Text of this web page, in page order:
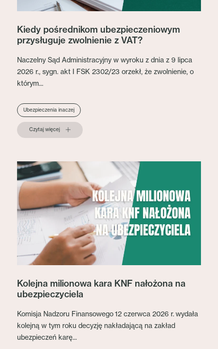
Kiedy pośrednikom ubezpieczeniowym
przysługuje zwolnienie z VAT?
Naczelny Sąd Administracyjny w wyroku z dnia z 9 lipca
2026 r., sygn. akt I FSK 2302/23 orzekł, że zwolnienie, o
którym...
Ubezpieczenia inaczej
Czytaj więcej
Kolejna milionowa kara KNF nałożona na
ubezpieczyciela
Komisja Nadzoru Finansowego 12 czerwca 2026 r. wydała
kolejną w tym roku decyzję nakładającą na zakład
ubezpieczeń karę...